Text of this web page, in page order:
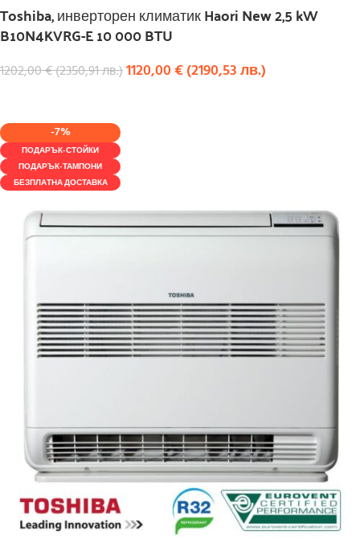
Toshiba, инверторен климатик Haori New 2,5 kW
B10N4KVRG-E 10 000 BTU
1202,00€(2350,91лв.)1120,00€(2190,53лв.)
-7%
ПОДАРЪК-СТОЙКИ
ПОДАРЪК-ТАМПОНИ
БЕЗПЛАТНА ДОСТАВКА